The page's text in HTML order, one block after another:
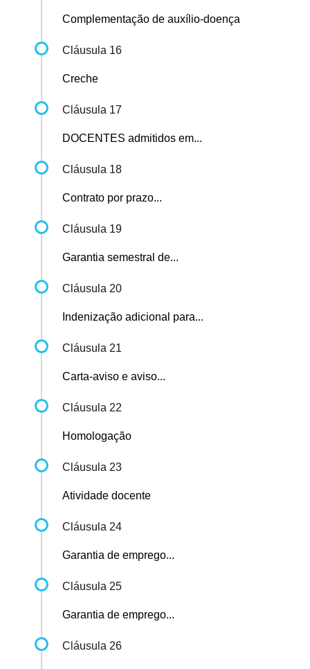
Complementação de auxílio-doença
Cláusula 16
Creche
Cláusula 17
DOCENTES admitidos em...
Cláusula 18
Contrato por prazo...
Cláusula 19
Garantia semestral de...
Cláusula 20
Indenização adicional para...
Cláusula 21
Carta-aviso e aviso...
Cláusula 22
Homologação
Cláusula 23
Atividade docente
Cláusula 24
Garantia de emprego...
Cláusula 25
Garantia de emprego...
Cláusula 26